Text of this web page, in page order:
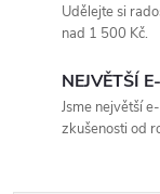
Udělejte si
nad 1 500 Kč.
NEJVĚTŠÍ
Jsme největší
zkušenosti od